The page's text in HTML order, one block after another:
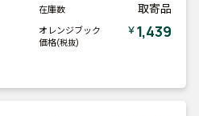
在庫数 取寄品
オレンジブック
価格(税抜)
￥1,439